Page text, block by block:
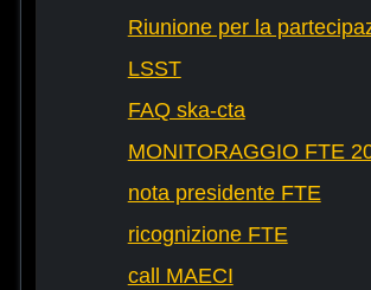
Riunione per la
LSST
FAQ ska-cta
MONITORAGGIO FTE
nota presidente FTE
ricognizione FTE
call MAECI